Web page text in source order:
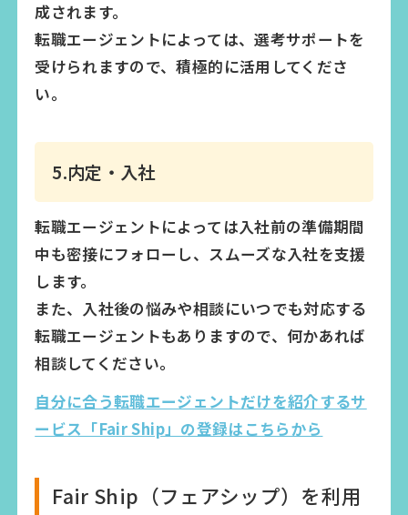
成されます。
転職エージェントによっては、選考サポートを
受けられますので、積極的に活用してくださ
い。
5.内定・入社
転職エージェントによっては入社前の準備期間
中も密接にフォローし、スムーズな入社を支援
します。
また、入社後の悩みや相談にいつでも対応する
転職エージェントもありますので、何かあれば
相談してください。
自分に合う転職エージェントだけを紹介するサ
ービス「Fair Ship」の登録はこちらから
Fair Ship（フェアシップ）を利用